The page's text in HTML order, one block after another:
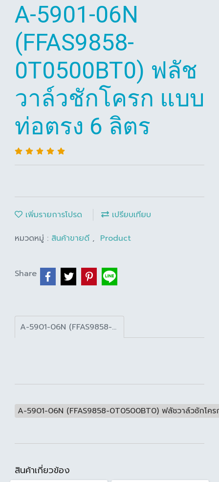
A-5901-06N
(FFAS9858-
0T0500BT0) ฟลัช
วาล์วชักโครก แบบ
ท่อตรง 6 ลิตร
เพิ่มรายการโปรด
เปรียบเทียบ
หมวดหมู่ : สินค้าขายดี , Product
Share
A-5901-06N (FFAS9858-0T0500BT0) ฟลัชวาล์วชักโครก แบบท่อตรง 6 ลิตร
A-5901-06N (FFAS9858-0T0500BT0) ฟลัชวาล์วชักโค
สินค้าเกี่ยวข้อง